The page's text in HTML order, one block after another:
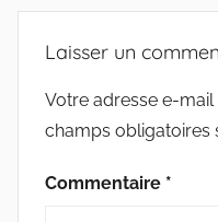
Laisser un
Votre adresse e-
champs obligatoires
Commentaire *